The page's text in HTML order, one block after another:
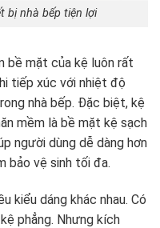
bị nhà bếp tiện lợi
bề mặt của kệ luôn rất
tiếp xúc với nhiệt độ
nhà bếp. Đặc biệt, kệ
mềm là bề mặt kệ sạch
người dùng dễ dàng hơn
bảo vệ sinh tối đa.
kiểu dáng khác nhau. Có
phẳng. Nhưng kích